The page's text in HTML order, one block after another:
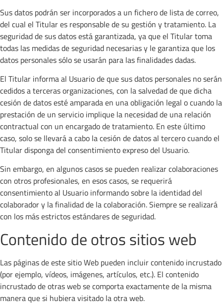
Sus datos podrán ser incorporados a un fichero de lista de correo,
del cual el Titular es responsable de su gestión y tratamiento. La
seguridad de sus datos está garantizada, ya que el Titular toma
todas las medidas de seguridad necesarias y le garantiza que los
datos personales sólo se usarán para las finalidades dadas.
El Titular informa al Usuario de que sus datos personales no serán
cedidos a terceras organizaciones, con la salvedad de que dicha
cesión de datos esté amparada en una obligación legal o cuando la
prestación de un servicio implique la necesidad de una relación
contractual con un encargado de tratamiento. En este último
caso, solo se llevará a cabo la cesión de datos al tercero cuando el
Titular disponga del consentimiento expreso del Usuario.
Sin embargo, en algunos casos se pueden realizar colaboraciones
con otros profesionales, en esos casos, se requerirá
consentimiento al Usuario informando sobre la identidad del
colaborador y la finalidad de la colaboración. Siempre se realizará
con los más estrictos estándares de seguridad.
Contenido de otros sitios web
Las páginas de este sitio Web pueden incluir contenido incrustado
(por ejemplo, vídeos, imágenes, artículos, etc.). El contenido
incrustado de otras web se comporta exactamente de la misma
manera que si hubiera visitado la otra web.